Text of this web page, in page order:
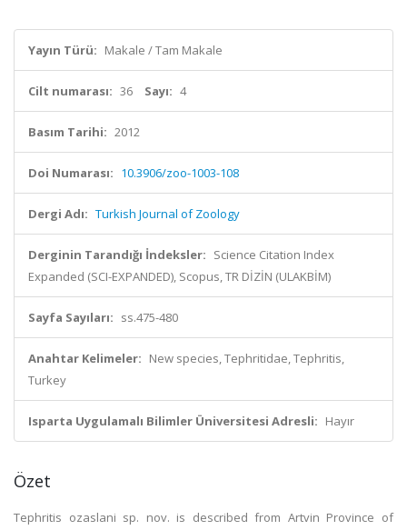
Yayın Türü: Makale / Tam Makale
Cilt numarası: 36 Sayı: 4
Basım Tarihi: 2012
Doi Numarası: 10.3906/zoo-1003-108
Dergi Adı: Turkish Journal of Zoology
Derginin Tarandığı İndeksler: Science Citation Index
Expanded (SCI-EXPANDED), Scopus, TR DİZİN (ULAKBİM)
Sayfa Sayıları: ss.475-480
Anahtar Kelimeler: New species, Tephritidae, Tephritis,
Turkey
Isparta Uygulamalı Bilimler Üniversitesi Adresli: Hayır
Özet
Tephritis ozaslani sp. nov. is described from Artvin Province of